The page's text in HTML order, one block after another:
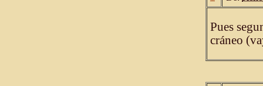
Pues
cráneo